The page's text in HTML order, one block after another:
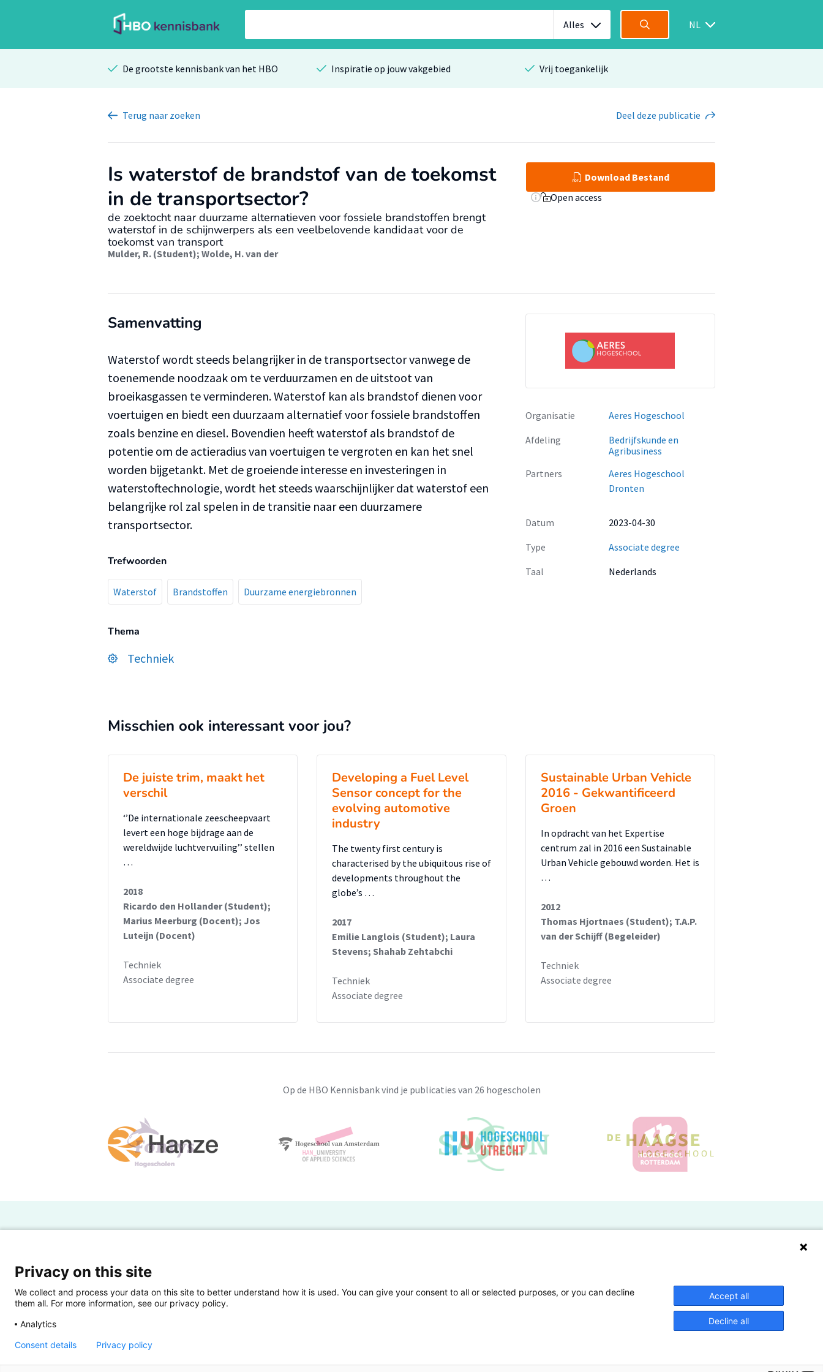
Alles NL
De grootste kennisbank van het HBO Inspiratie op jouw vakgebied Vrij toegankelijk
Terug naar zoeken Deel deze publicatie
Is waterstof de brandstof van de toekomst
in de transportsector?
de zoektocht naar duurzame alternatieven voor fossiele brandstoffen brengt
waterstof in de schijnwerpers als een veelbelovende kandidaat voor de
toekomst van transport
Mulder, R. (Student); Wolde, H. van der
Download Bestand
Open access
Samenvatting
Waterstof wordt steeds belangrijker in de transportsector vanwege de
toenemende noodzaak om te verduurzamen en de uitstoot van
broeikasgassen te verminderen. Waterstof kan als brandstof dienen voor
voertuigen en biedt een duurzaam alternatief voor fossiele brandstoffen
zoals benzine en diesel. Bovendien heeft waterstof als brandstof de
potentie om de actieradius van voertuigen te vergroten en kan het snel
worden bijgetankt. Met de groeiende interesse en investeringen in
waterstoftechnologie, wordt het steeds waarschijnlijker dat waterstof een
belangrijke rol zal spelen in de transitie naar een duurzamere
transportsector.
Trefwoorden
Waterstof Brandstoffen Duurzame energiebronnen
Thema
Techniek
Organisatie
Aeres Hogeschool
Afdeling
Bedrijfskunde en
Agribusiness
Partners
Aeres Hogeschool
Dronten
Datum
2023-04-30
Type
Associate degree
Taal
Nederlands
Misschien ook interessant voor jou?
De juiste trim, maakt het
verschil
‘’De internationale zeescheepvaart
levert een hoge bijdrage aan de
wereldwijde luchtvervuiling’’ stellen
…
2018
Ricardo den Hollander (Student);
Marius Meerburg (Docent); Jos
Luteijn (Docent)
Techniek
Associate degree
Developing a Fuel Level
Sensor concept for the
evolving automotive
industry
The twenty first century is
characterised by the ubiquitous rise of
developments throughout the
globe’s …
2017
Emilie Langlois (Student); Laura
Stevens; Shahab Zehtabchi
Techniek
Associate degree
Sustainable Urban Vehicle
2016 - Gekwantificeerd
Groen
In opdracht van het Expertise
centrum zal in 2016 een Sustainable
Urban Vehicle gebouwd worden. Het is
…
2012
Thomas Hjortnaes (Student); T.A.P.
van der Schijff (Begeleider)
Techniek
Associate degree
Op de HBO Kennisbank vind je publicaties van 26 hogescholen
Powered by SURF
Eigen onderzoek publiceren
Veelgestelde vragen
Lectoren en onderzoekers
Privacy on this site
We collect and process your data on this site to better understand how it is used. You can give your consent to all or selected purposes, or you can decline
them all. For more information, see our privacy policy.
Analytics
Accept all
Decline all
Consent details Privacy policy